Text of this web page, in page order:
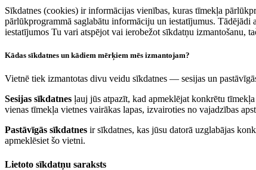
Sīkdatnes (cookies) ir informācijas vienības, kuras tīmekļa
pārlūkprogrammā saglabātu informāciju un iestatījumus.
iestatījumos Tu vari atspējot vai ierobežot sīkdatņu izmantošanu,
Kādas sīkdatnes un kādiem mērķiem mēs izmantojam?
Vietnē tiek izmantotas divu veidu sīkdatnes — sesijas un
Sesijas sīkdatnes ļauj jūs atpazīt, kad apmeklējat konkrētu
vienas tīmekļa vietnes vairākas lapas, izvairoties no vajadzības
Pastāvīgās sīkdatnes ir sīkdatnes, kas jūsu datorā uzglabājas
apmeklēsiet šo vietni.
Lietoto sīkdatņu saraksts